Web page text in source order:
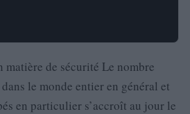
de sécurité Le nombre
le monde entier en général et
en particulier s’accroît au jour le